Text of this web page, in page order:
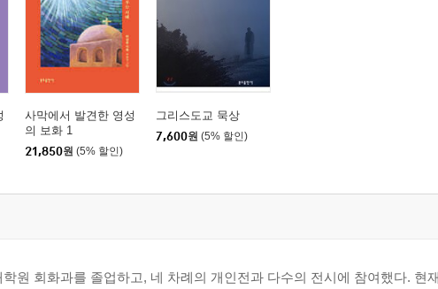
떠나리라
사막에서 발견한 영성
의 보화 1
21,850원 (5% 할인)
그리스도교 묵상
7,600원 (5% 할인)
원 회화과를 졸업하고, 네 차례의 개인전과 다수의 전시에 참여했다. 현